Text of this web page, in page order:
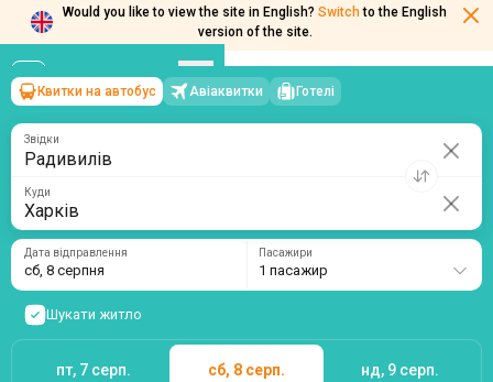
Would you like to view the site in English? Switch to the English
version of the site.
Радивилів→Харків
сб, 8 серпня/1 пасажир
Квитки на автобус Авіаквитки Готелі
Звідки
Куди
Дата відправлення
сб, 8 серпня
Пасажири
1 пасажир
Шукати житло
пт, 7 серп. сб, 8 серп. нд, 9 серп.